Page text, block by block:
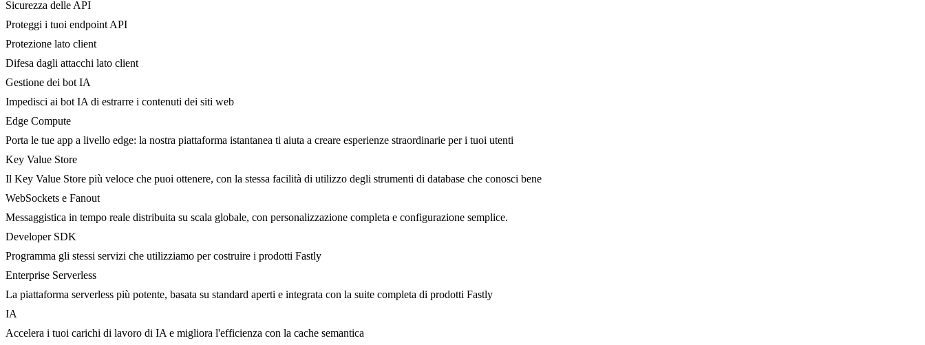
Sicurezza delle API
Proteggi i tuoi endpoint API
Protezione lato client
Difesa dagli attacchi lato client
Gestione dei bot IA
Impedisci ai bot IA di estrarre i contenuti dei siti web
Edge Compute
Porta le tue app a livello edge: la nostra piattaforma istantanea ti aiuta a creare esperienze straordinarie per i tuoi utenti
Key Value Store
Il Key Value Store più veloce che puoi ottenere, con la stessa facilità di utilizzo degli strumenti di database che conosci bene
WebSockets e Fanout
Messaggistica in tempo reale distribuita su scala globale, con personalizzazione completa e configurazione semplice.
Developer SDK
Programma gli stessi servizi che utilizziamo per costruire i prodotti Fastly
Enterprise Serverless
La piattaforma serverless più potente, basata su standard aperti e integrata con la suite completa di prodotti Fastly
IA
Accelera i tuoi carichi di lavoro di IA e migliora l'efficienza con la cache semantica